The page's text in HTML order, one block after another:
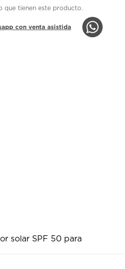
que tienen este producto.
con venta asistida
solar SPF 50 para